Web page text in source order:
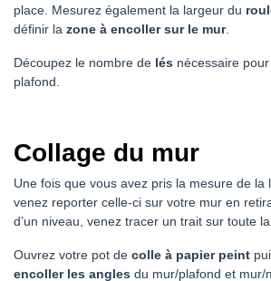
place. Mesurez également la largeur du
définir la zone à encoller sur le mur.
Découpez le nombre de lés nécessaire
plafond.
Collage du mur
Une fois que vous avez pris la mesure de la
venez reporter celle-ci sur votre mur en
d’un niveau, venez tracer un trait sur toute
Ouvrez votre pot de colle à papier peint
encoller les angles du mur/plafond et mur/